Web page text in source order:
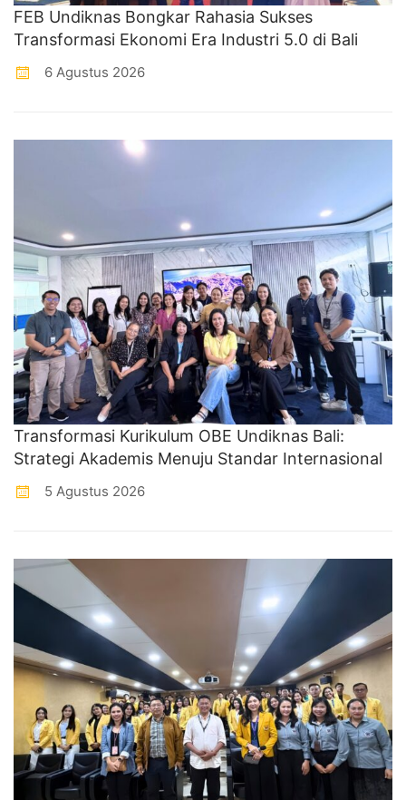
FEB Undiknas Bongkar Rahasia Sukses
Transformasi Ekonomi Era Industri 5.0 di Bali
6 Agustus 2026
Transformasi Kurikulum OBE Undiknas Bali:
Strategi Akademis Menuju Standar Internasional
5 Agustus 2026